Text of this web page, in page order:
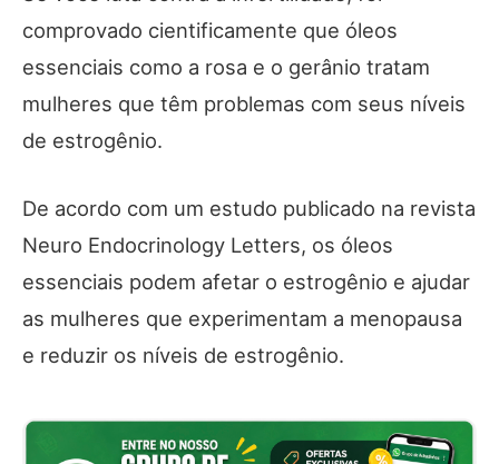
comprovado cientificamente que óleos
essenciais como a rosa e o gerânio tratam
mulheres que têm problemas com seus níveis
de estrogênio.
De acordo com um estudo publicado na revista
Neuro Endocrinology Letters, os óleos
essenciais podem afetar o estrogênio e ajudar
as mulheres que experimentam a menopausa
e reduzir os níveis de estrogênio.